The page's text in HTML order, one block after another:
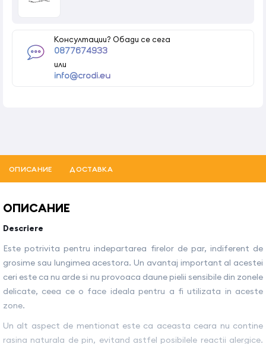
Консултации? Обади се сега
0877674933
или
info@crodi.eu
ОПИСАНИЕ ДОСТАВКА
ОПИСАНИЕ
Descriere
Este potrivita pentru indepartarea firelor de par, indiferent de
grosime sau lungimea acestora. Un avantaj important al acestei
ceri este ca nu arde si nu provoaca daune pielii sensibile din zonele
delicate, ceea ce o face ideala pentru a fi utilizata in aceste
zone.
Un alt aspect de mentionat este ca aceasta ceara nu contine
rasina naturala de pin, evitand astfel posibilele reactii alergice.